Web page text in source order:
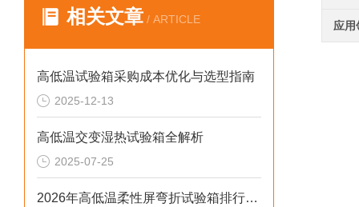
相关文章 / ARTICLE
高低温试验箱采购成本优化与选型指南
2025-12-13
高低温交变湿热试验箱全解析
2025-07-25
2026年高低温柔性屏弯折试验箱排行榜：柔性产品质检避坑品牌榜单
应用